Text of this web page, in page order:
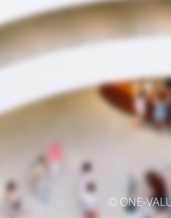
© ONE-